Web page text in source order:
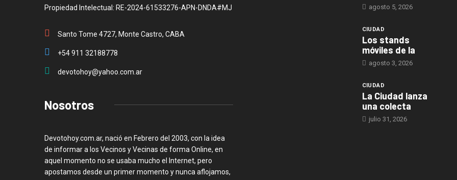
Propiedad Intelectual: RE-2024-61533276-APN-DNDA#MJ
Santo Tome 4727, Monte Castro, CABA
+54 911 32188778
devotohoy@yahoo.com.ar
Nosotros
Devotohoy.com.ar, nació en Febrero del 2003, con la idea
de informar a los Vecinos y Vecinas de forma Online, en
aquel momento no se usaba mucho el Internet, pero
apostamos desde un primer momento y nunca aflojamos,
agosto 5, 2026
CIUDAD
Los stands
móviles de la
agosto 3, 2026
CIUDAD
La Ciudad lanza
una colecta
julio 31, 2026